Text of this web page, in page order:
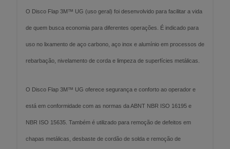
O Disco Flap 3M™ UG (uso geral) foi desenvolvido para facilitar a vida
de quem busca economia para diferentes operações. É indicado para
uso no lixamento de aço carbono, aço inox e alumínio em processos de
rebarbação, nivelamento de corda e limpeza de superfícies metálicas.
O Disco Flap 3M™ UG oferece segurança e conforto ao operador e
está em conformidade com as normas da ABNT NBR ISO 16195 e
NBR ISO 15635. Também é utilizado para remoção de defeitos em
chapas metálicas, desbaste de cordão de solda e remoção de